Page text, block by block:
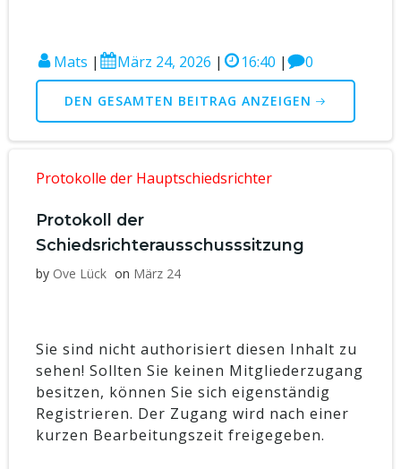
Mats | März 24, 2026 | 16:40 | 0
DEN GESAMTEN BEITRAG ANZEIGEN
Protokolle der Hauptschiedsrichter
Protokoll der
Schiedsrichterausschusssitzung
by Ove Lück on März 24
Sie sind nicht authorisiert diesen Inhalt zu
sehen! Sollten Sie keinen Mitgliederzugang
besitzen, können Sie sich eigenständig
Registrieren. Der Zugang wird nach einer
kurzen Bearbeitungszeit freigegeben.